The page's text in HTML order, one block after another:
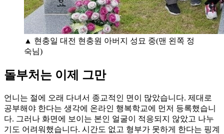
▲ 현충일 대전 현충원 아버지 성묘 중(맨 왼쪽 정
숙님)
돌부처는 이제 그만
언니는 절에 오래 다녀서 종교적인 면이 많았습니다. 제대로
공부해야 한다는 생각에 온라인 행복학교에 먼저 등록했습니
다. 그러나 화면에 보이는 본인 얼굴이 적응되지 않았고 나누
기도 어려워했습니다. 시간도 없고 형부가 못하게 한다는 핑계